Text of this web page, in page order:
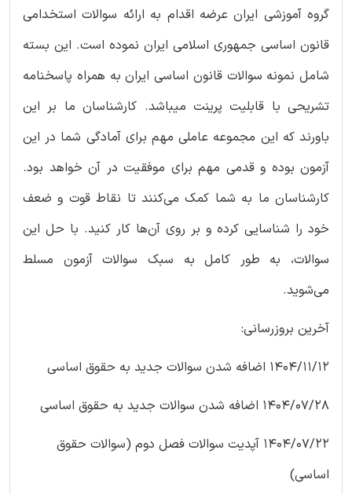
گروه آموزشی ایران عرضه اقدام به ارائه سوالات استخدامی
قانون اساسی جمهوری اسلامی ایران نموده است. این بسته
شامل نمونه سوالات قانون اساسی ایران به همراه پاسخنامه
تشریحی با قابلیت پرینت میباشد. کارشناسان ما بر این
باورند که این مجموعه عاملی مهم برای آمادگی شما در این
آزمون بوده و قدمی مهم برای موفقیت در آن خواهد بود.
کارشناسان ما به شما کمک می‌کنند تا نقاط قوت و ضعف
خود را شناسایی کرده و بر روی آن‌ها کار کنید. با حل این
سوالات، به طور کامل به سبک سوالات آزمون مسلط
می‌شوید.
آخرین بروزرسانی:
1404/11/12 اضافه شدن سوالات جدید به حقوق اساسی
1404/07/28 اضافه شدن سوالات جدید به حقوق اساسی
1404/07/22 آپدیت سوالات فصل دوم (سوالات حقوق
اساسی)